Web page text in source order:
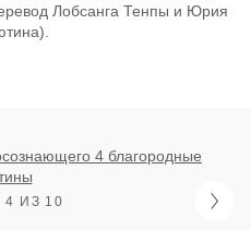
Лобсанга Тенпы и Юрия
4 благородные
4 ИЗ 10